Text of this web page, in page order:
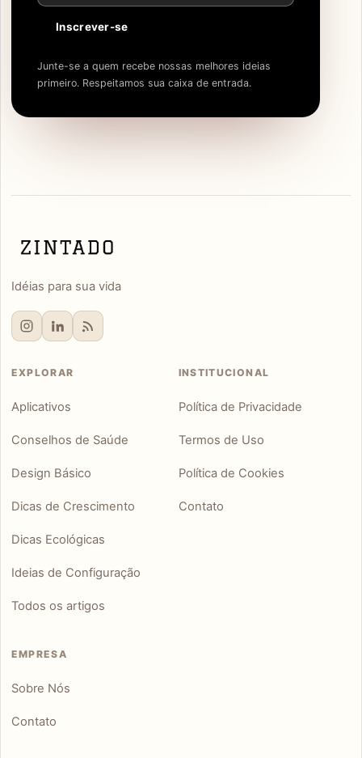
Inscrever-se
Junte-se a quem recebe nossas melhores ideias
primeiro. Respeitamos sua caixa de entrada.
Idéias para sua vida
EXPLORAR
Aplicativos
Conselhos de Saúde
Design Básico
Dicas de Crescimento
Dicas Ecológicas
Ideias de Configuração
Todos os artigos
INSTITUCIONAL
Política de Privacidade
Termos de Uso
Política de Cookies
Contato
EMPRESA
Sobre Nós
Contato